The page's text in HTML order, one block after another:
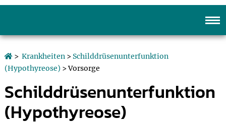
> Krankheiten> Schilddrüsenunterfunktion
(Hypothyreose) > Vorsorge
Schilddrüsenunterfunktion
(Hypothyreose)